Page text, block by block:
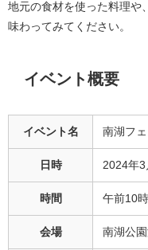
地元の食材を使った料理や
味わってみてください。
イベント概要
イベント名 南湖フ
日時 2024年3
時間 午前10
会場 南湖公